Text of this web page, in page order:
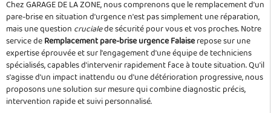
Chez GARAGE DE LA ZONE, nous comprenons que le remplacement d'un
pare-brise en situation d'urgence n'est pas simplement une réparation,
mais une question crucialede sécurité pour vous et vos proches. Notre
service deRemplacement pare-brise urgence Falaiserepose sur une
expertise éprouvée et sur l'engagement d'une équipe de techniciens
spécialisés, capables d'intervenir rapidement face à toute situation. Qu'il
s'agisse d'un impact inattendu ou d'une détérioration progressive, nous
proposons une solution sur mesure qui combine diagnostic précis,
intervention rapide et suivi personnalisé.